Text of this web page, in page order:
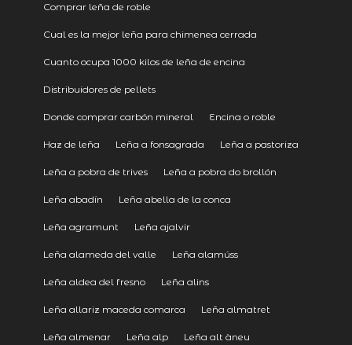
Comprar leña de roble
Cual es la mejor leña para chimenea cerrada
Cuanto ocupa 1000 kilos de leña de encina
Distribuidores de pellets
Donde comprar carbón mineral Encina o roble
Haz de leña Leña a fonsagrada Leña a pastoriza
Leña a pobra de trives Leña a pobra do brollón
Leña abadín Leña abella de la conca
Leña agramunt Leña ajalvir
Leña alameda del valle Leña alamúss
Leña aldea del fresno Leña alins
Leña allariz maceda comarca Leña almatret
Leña almenar Leña alp Leña alt àneu